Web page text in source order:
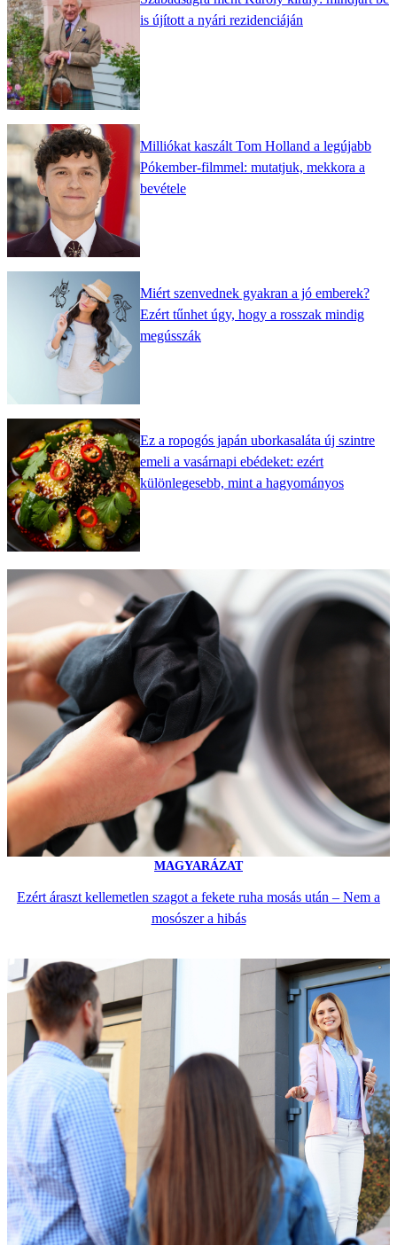
is újított a nyári rezidenciáján
Milliókat kaszált Tom Holland a legújabb
Pókember-filmmel: mutatjuk, mekkora a
bevétele
Miért szenvednek gyakran a jó emberek?
Ezért tűnhet úgy, hogy a rosszak mindig
megússzák
Ez a ropogós japán uborkasaláta új szintre
emeli a vasárnapi ebédeket: ezért
különlegesebb, mint a hagyományos
MAGYARÁZAT
Ezért áraszt kellemetlen szagot a fekete ruha mosás után – Nem a
mosószer a hibás